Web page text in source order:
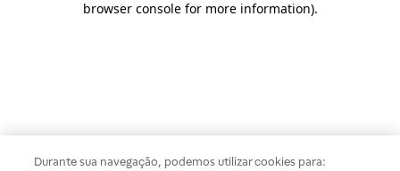
browser console for more information).
Durante sua navegação, podemos utilizar cookies para: